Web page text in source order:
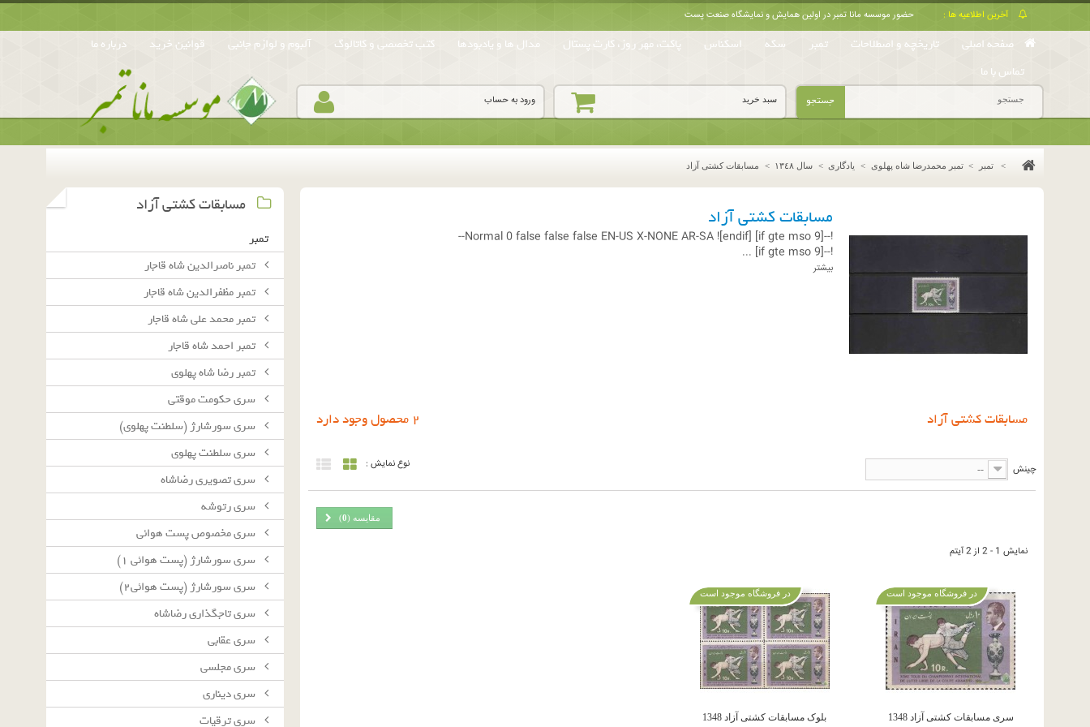
آخرین اطلاعیه ها : حضور موسسه مانا تمبر در اولین همایش و نمایشگاه صنعت پست
ورود به حساب سبد خرید جستجو
صفحه اصلی تاریخچه و اصطلاحات تمبر سکه اسکناس پاکت، مهر روز، کارت پستال مدال ها و یادبودها کتب تخصصی و کاتالوگ آلبوم و لوازم جانبی قوانین خرید
درباره ما
تماس با ما
> تمبر > تمبر محمدرضا شاه پهلوی > یادگاری > سال ١٣٤٨ > مسابقات کشتی آزاد
مسابقات کشتی آزاد
تمبر
تمبر ناصرالدین شاه قاجار
تمبر مظفرالدین شاه قاجار
تمبر محمد علی شاه قاجار
تمبر احمد شاه قاجار
تمبر رضا شاه پهلوی
سرى حكومت موقتى
سرى سورشارژ (سلطنت پهلوى)
سرى سلطنت پهلوى
سرى تصويرى رضاشاه
سرى رتوشه
سرى مخصوص پست هوائى
سرى سورشارژ (پست هوائى ١)
سرى سورشارژ (پست هوائى٢)
سرى تاجگذارى رضاشاه
سرى عقابى
سرى مجلسى
سرى دينارى
سرى ترقيات
مسابقات کشتی آزاد
!--[if gte mso 9]
Normal0false false false EN-US X-NONEAR-SA ![endif]--
!--[if gte mso 9]
...
بیشتر
مسابقات کشتی آزاد 2 محصول وجود دارد
نوع نمایش : چینش --
مقایسه (0
)
نمایش 1 - 2 از 2 آیتم
سری مسابقات کشتی آزاد 1348
در فروشگاه موجود است
بلوک مسابقات کشتی آزاد 1348
در فروشگاه موجود است